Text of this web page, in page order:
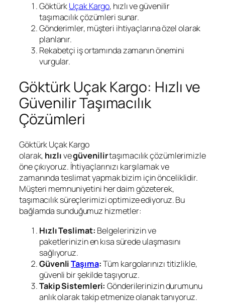
GöktürkUçak Kargo, hızlı ve güvenilir
taşımacılık çözümleri sunar.
Gönderimler, müşteri ihtiyaçlarına özel olarak
planlanır.
Rekabetçi iş ortamında zamanın önemini
vurgular.
Göktürk Uçak Kargo: Hızlı ve
Güvenilir Taşımacılık
Çözümleri
Göktürk Uçak Kargo
olarak, hızlıvegüvenilirtaşımacılık çözümlerimizle
öne çıkıyoruz. İhtiyaçlarınızı karşılamak ve
zamanında teslimat yapmak bizim için önceliklidir.
Müşteri memnuniyetini her daim gözeterek,
taşımacılık süreçlerimizi optimize ediyoruz. Bu
bağlamda sunduğumuz hizmetler:
Hızlı Teslimat: Belgelerinizin ve
paketlerinizin en kısa sürede ulaşmasını
sağlıyoruz.
GüvenliTaşıma:Tüm kargolarınızı titizlikle,
güvenli bir şekilde taşıyoruz.
Takip Sistemleri: Gönderilerinizin durumunu
anlık olarak takip etmenize olanak tanıyoruz.